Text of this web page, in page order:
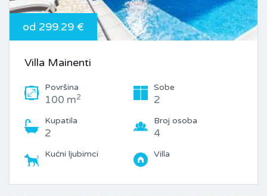
od 299.29 €
Villa Mainenti
Površina
100 m2
Sobe
2
Kupatila
2
Broj osoba
4
Kućni ljubimci Villa